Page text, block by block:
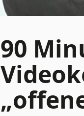
90